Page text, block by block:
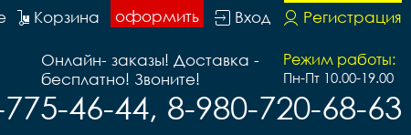
Регистрация
Вход
оформить
Корзина
Режим работы:
Пн-Пт 10.00-19.00
Онлайн- заказы! Доставка -
бесплатно! Звоните!
46-44, 8-980-720-68-63